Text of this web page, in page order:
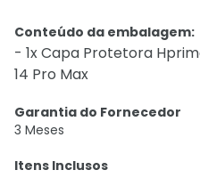
Conteúdo da embalagem:
- 1x Capa Protetora
14 Pro Max
Garantia do Fornecedor
3 Meses
Itens Inclusos